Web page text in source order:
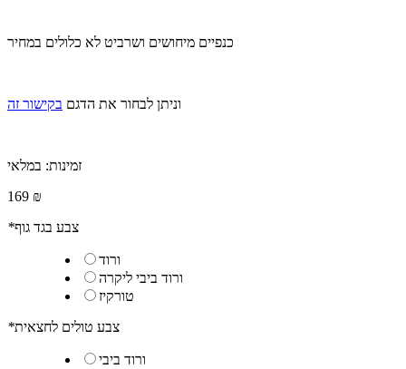
כנפיים מיחושים ושרביט לא כלולים במחיר
וניתן לבחור את הדגם בקישור זה
זמינות: במלאי
169 ₪
*צבע בגד גוף
ורוד
ורוד ביבי ליקרה
טורקיז
*צבע טולים לחצאית
ורוד ביבי